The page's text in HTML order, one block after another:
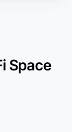
Space